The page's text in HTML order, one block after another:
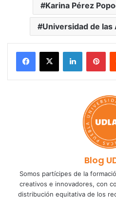
Karina Pérez
Universidad de las
LinkedIn
Blog
Somos partícipes de la
creativos e innovadores, con
distribución equitativa de los